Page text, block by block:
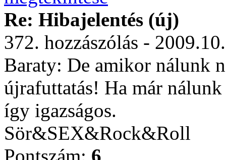
Re: Hibajelentés (új)
372. hozzászólás -
Baraty: De amikor nálunk
újrafuttatás! Ha már
így igazságos.
Sör&SEX&Rock&Roll